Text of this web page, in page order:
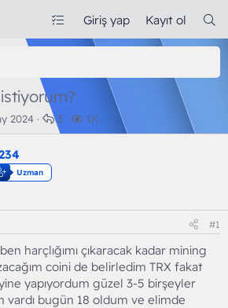
Giriş yap Kayıt ol
2024
C
e
3
G
ö
e
m
1K
Uzman
#1
harçlığımı çıkaracak kadar mining
coini de belirledim TRX fakat
yapıyordum güzel 3-5 birşeyler
bugün 18 oldum ve elimde